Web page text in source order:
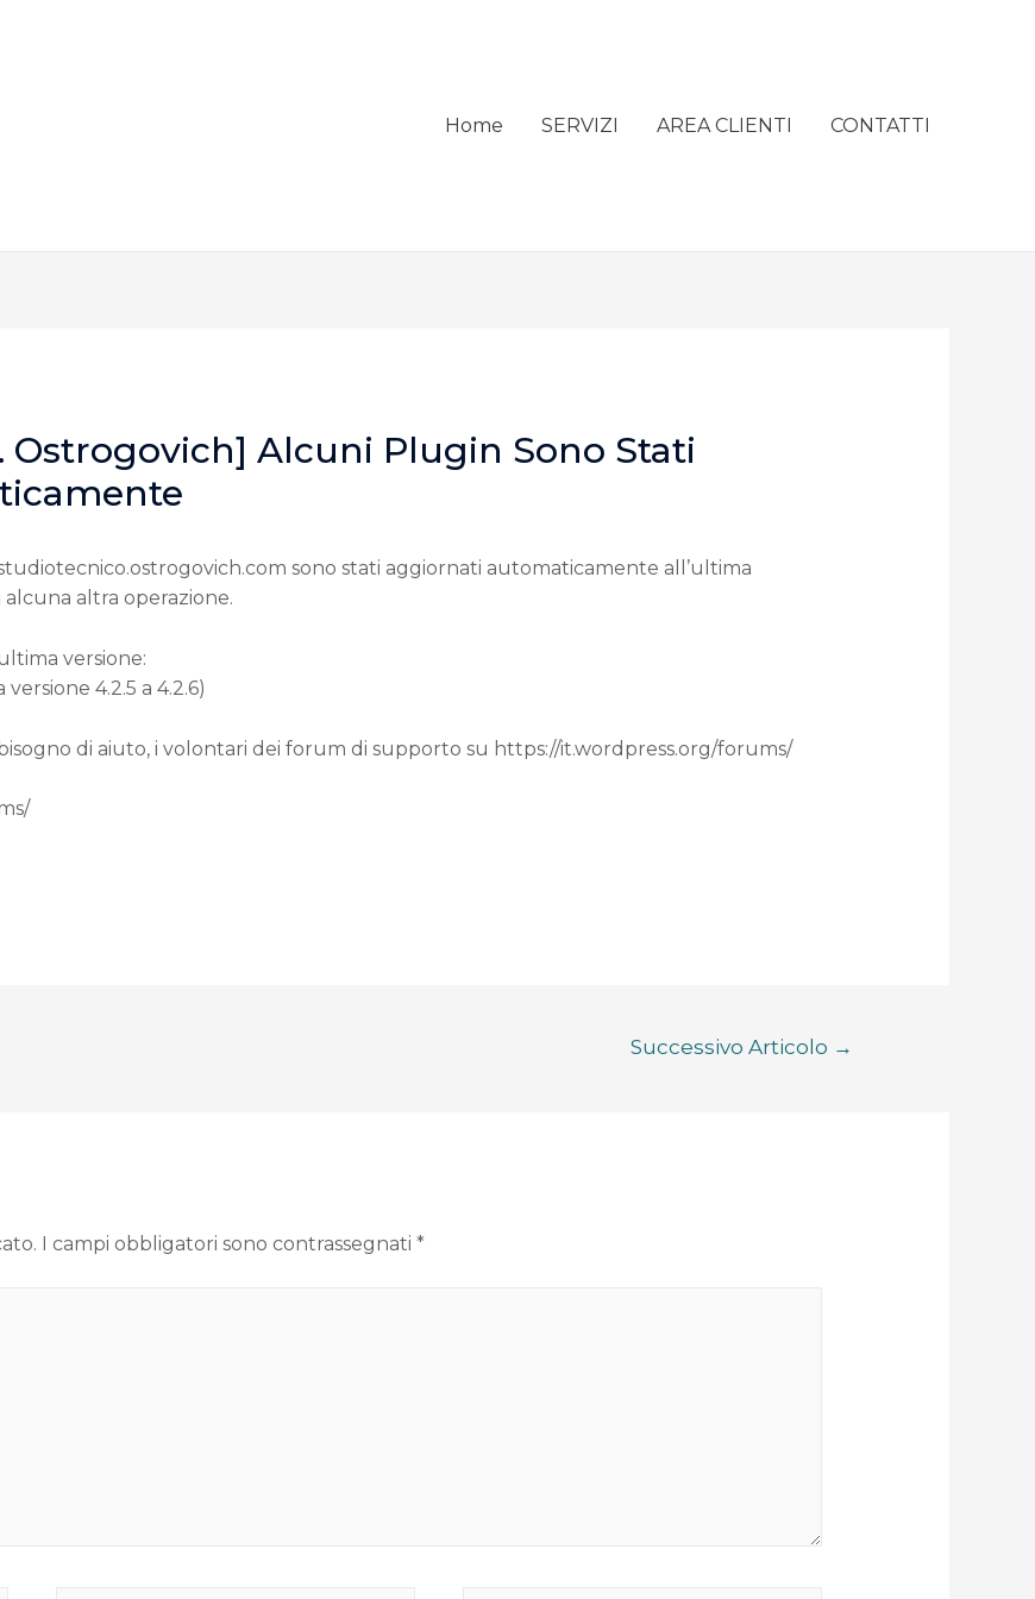
Home SERVIZI AREA CLIENTI CONTATTI
Ostrogovich] Alcuni Plugin Sono Stati
sono stati aggiornati automaticamente all’ultima
altra operazione.
versione:
4.2.5 a 4.2.6)
di aiuto, i volontari dei forum di supporto su https://it.wordpress.org/forums/
Successivo Articolo →
I campi obbligatori sono contrassegnati *